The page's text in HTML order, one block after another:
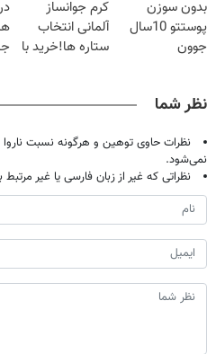
شدی🔥
بدون سوزن
پوستتو 10سال
جوون
کرم جوانساز
آلمانی انتخاب
ستاره ها!خرید با
نظر شما
نظرات حاوی توهین و هرگونه نسبت
نمی‌شود.
نظراتی که غیر از زبان فارسی یا غیر